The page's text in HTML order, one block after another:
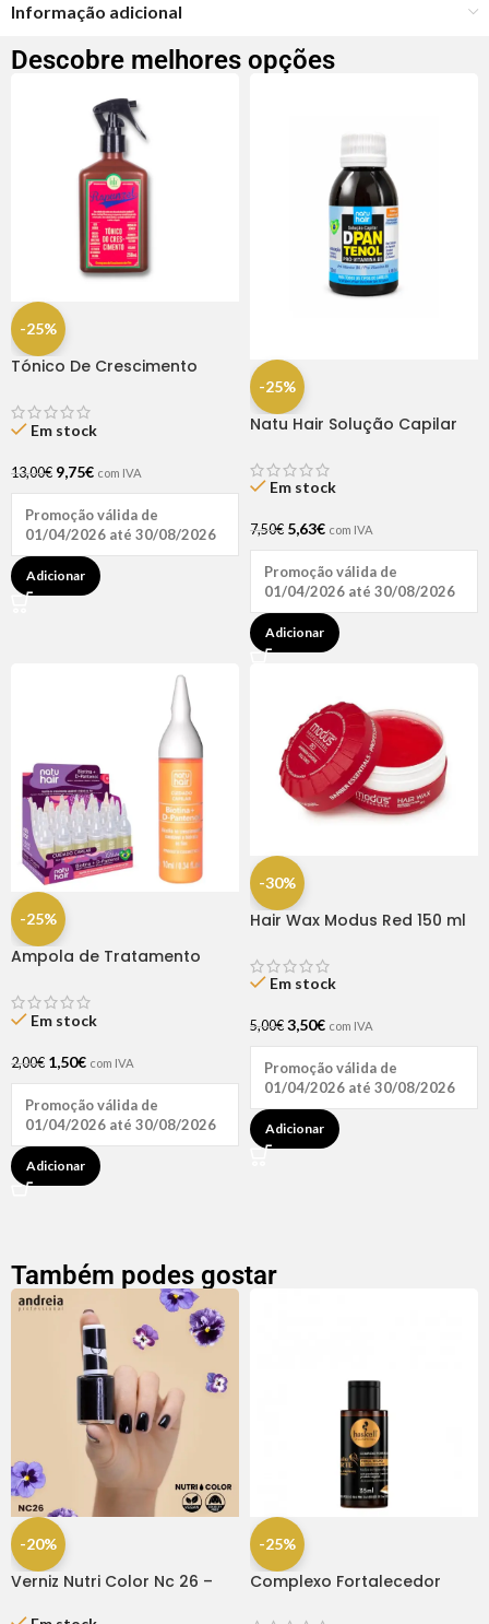
Informação adicional
Descobre melhores opções
-25%
Tónico De Crescimento
Em stock
13,00€ 9,75€ com IVA
Promoção válida de
01/04/2026 até 30/08/2026
Adicionar
-25%
Natu Hair Solução Capilar
Em stock
7,50€ 5,63€ com IVA
Promoção válida de
01/04/2026 até 30/08/2026
Adicionar
-25%
Ampola de Tratamento
Hair (1 UNIDADE)
Em stock
2,00€ 1,50€ com IVA
Promoção válida de
01/04/2026 até 30/08/2026
Adicionar
-30%
Hair Wax Modus Red 150 ml
Em stock
5,00€ 3,50€ com IVA
Promoção válida de
01/04/2026 até 30/08/2026
Adicionar
Também podes gostar
-20%
Verniz Nutri Color Nc 26 –
-25%
Complexo Fortalecedor